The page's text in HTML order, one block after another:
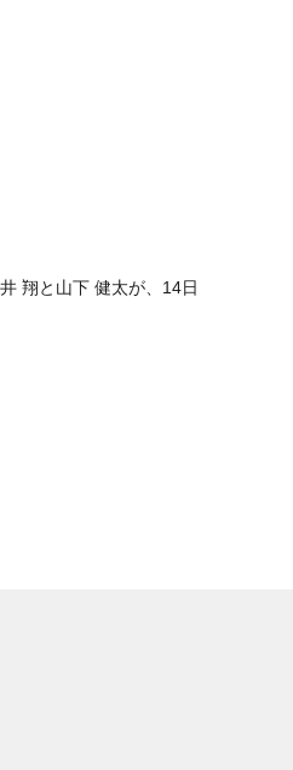
翔と山下 健太が、14日